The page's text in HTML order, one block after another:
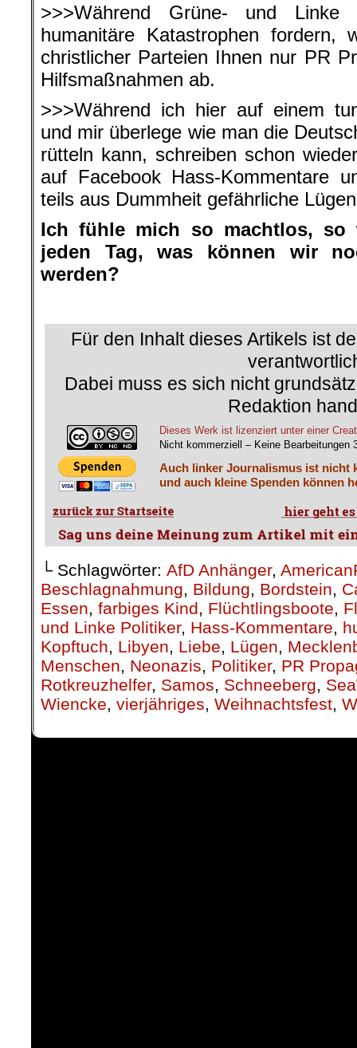
>>>Während Grüne- und Linke
humanitäre Katastrophen fordern,
christlicher Parteien Ihnen nur PR
Hilfsmaßnahmen ab.
>>>Während ich hier auf einem
und mir überlege wie man die
rütteln kann, schreiben schon
auf Facebook Hass-Kommentare
teils aus Dummheit gefährliche
Ich fühle mich so machtlos, so
jeden Tag, was können wir
werden?
Für den Inhalt dieses Artikels ist
Dabei muss es sich nicht
Redaktion
Dieses Werk ist lizenziert unter einer
Nicht kommerziell – Keine Bearbeitungen
Auch linker Journalismus ist nicht
und auch kleine Spenden können
└ Schlagwörter: AfD Anhänger,
Beschlagnahmung, Bildung, Bordstein,
Essen, farbiges Kind, Flüchtlingsboote,
und Linke Politiker, Hass-Kommentare,
Kopftuch, Libyen, Liebe, Lügen,
Menschen, Neonazis, Politiker, PR
Rotkreuzhelfer, Samos, Schneeberg,
Wiencke, vierjähriges, Weihnachtsfest,